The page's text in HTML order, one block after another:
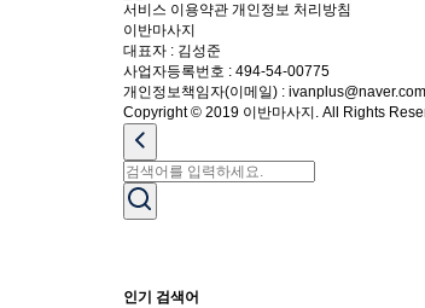
서비스 이용약관 개인정보 처리방침
이반마사지
대표자 : 김성준
사업자등록번호 : 494-54-00775
개인정보책임자(이메일) : ivanplus@naver.com
Copyright © 2019 이반마사지. All Rights
인기 검색어